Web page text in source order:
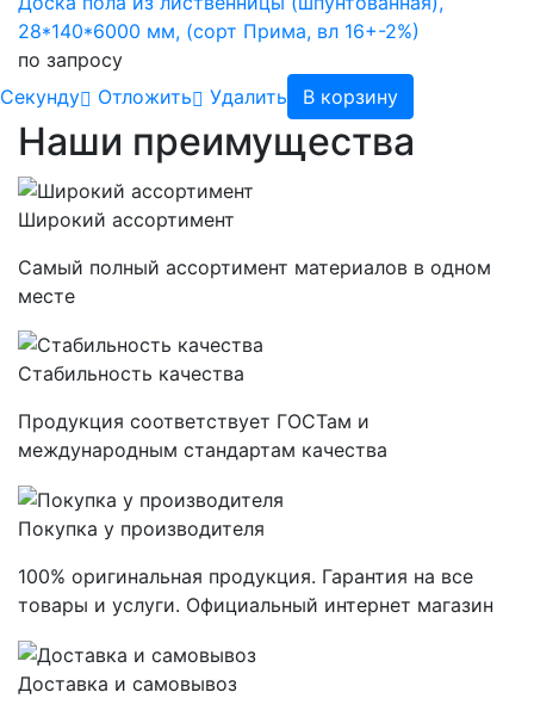
28*140*6000 мм, (сорт Прима, вл 16+-2%)
по запросу
Cекунду
Отложить Удалить В корзину
Наши преимущества
Широкий ассортимент
Самый полный ассортимент материалов в одном
месте
Стабильность качества
Продукция соответствует ГОСТам и
международным стандартам качества
Покупка у производителя
100% оригинальная продукция. Гарантия на все
товары и услуги. Официальный интернет магазин
Доставка и самовывоз